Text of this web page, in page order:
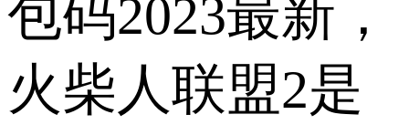
包码2023最新，
火柴人联盟2是